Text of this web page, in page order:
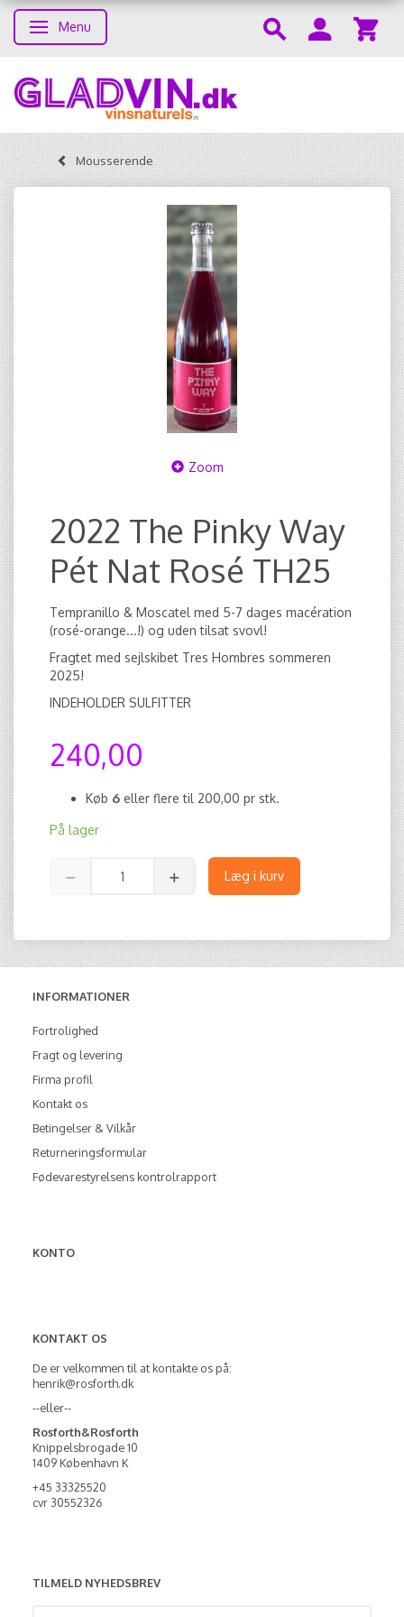
Skifte navigation
Menu
Mousserende
Zoom
2022 The Pinky Way
Pét Nat Rosé TH25
Tempranillo & Moscatel med 5-7 dages macération
(rosé-orange...!) og uden tilsat svovl!
Fragtet med sejlskibet Tres Hombres sommeren
2025!
INDEHOLDER SULFITTER
240,00
Køb 6 eller flere til 200,00 pr stk.
På lager
Læg i kurv
INFORMATIONER
Fortrolighed
Fragt og levering
Firma profil
Kontakt os
Betingelser & Vilkår
Returneringsformular
Fødevarestyrelsens kontrolrapport
KONTO
KONTAKT OS
De er velkommen til at kontakte os på:
henrik@rosforth.dk
--eller--
Rosforth&Rosforth
Knippelsbrogade 10
1409 København K
+45 33325520
cvr 30552326
TILMELD NYHEDSBREV